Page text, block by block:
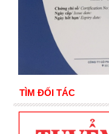
TÌM ĐỐI TÁC